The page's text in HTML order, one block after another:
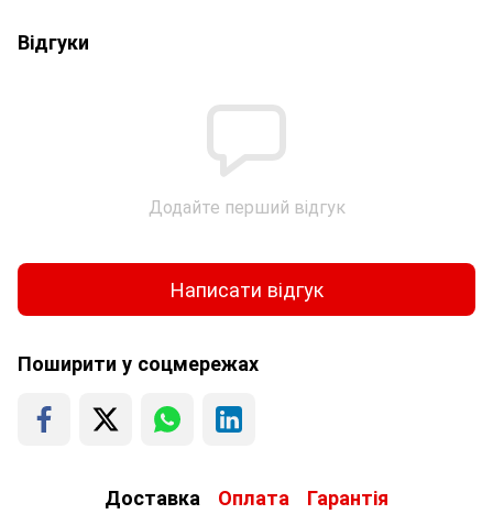
Відгуки
Додайте перший відгук
Написати відгук
Поширити у соцмережах
Доставка Оплата Гарантія